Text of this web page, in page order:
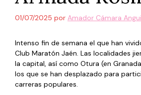
01/07/2025 por Amador Cámara
Intenso fin de semana el que han
Club Maratón Jaén. Las localidades
la capital, así como Otura (en
los que se han desplazado para
carreras populares.